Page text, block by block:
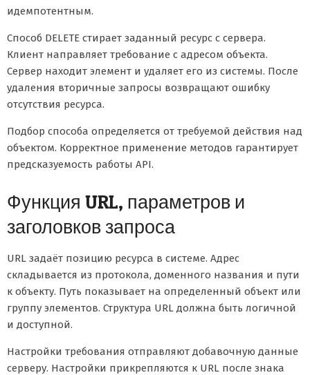
идемпотентным.
Способ DELETE стирает заданный ресурс с сервера.
Клиент направляет требование с адресом объекта.
Сервер находит элемент и удаляет его из системы. После
удаления вторичные запросы возвращают ошибку
отсутствия ресурса.
Подбор способа определяется от требуемой действия над
объектом. Корректное применение методов гарантирует
предсказуемость работы API.
Функция URL, параметров и
заголовков запроса
URL задаёт позицию ресурса в системе. Адрес
складывается из протокола, доменного названия и пути
к объекту. Путь показывает на определенный объект или
группу элементов. Структура URL должна быть логичной
и доступной.
Настройки требования отправляют добавочную данные
серверу. Настройки прикрепляются к URL после знака